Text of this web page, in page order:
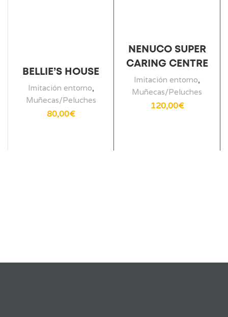
BELLIE’S HOUSE
Imitación entorno,
Muñecas/Peluches
80,00€
NENUCO SUPER
CARING CENTRE
Imitación entorno,
Muñecas/Peluches
120,00€